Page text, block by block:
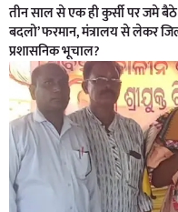
तीन साल से एक ही कुर्सी पर जमे
बदलो’ फरमान, मंत्रालय से लेकर
प्रशासनिक भूचाल?